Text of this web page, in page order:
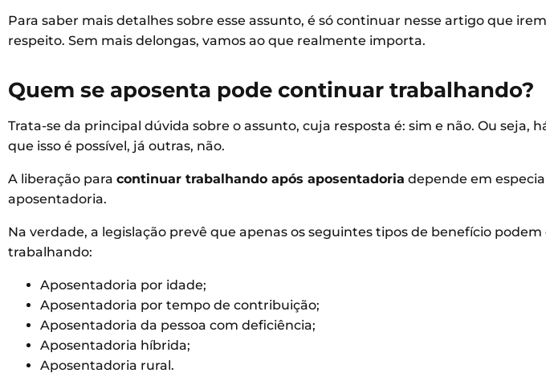
Para saber mais detalhes sobre esse assunto, é só continuar nesse artigo que
respeito. Sem mais delongas, vamos ao que realmente importa.
Quem se aposenta pode continuar trabalhando?
Trata-se da principal dúvida sobre o assunto, cuja resposta é: sim e não. Ou seja,
que isso é possível, já outras, não.
A liberação para continuar trabalhando após aposentadoria depende em
aposentadoria.
Na verdade, a legislação prevê que apenas os seguintes tipos de benefício
trabalhando:
Aposentadoria por idade;
Aposentadoria por tempo de contribuição;
Aposentadoria da pessoa com deficiência;
Aposentadoria híbrida;
Aposentadoria rural.